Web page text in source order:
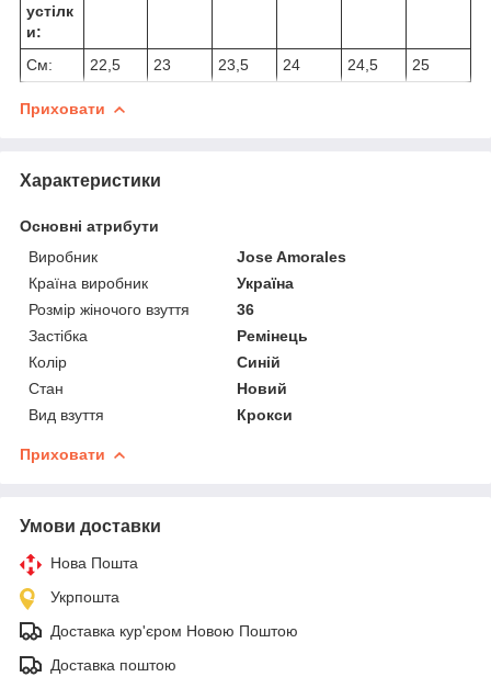
устілк
и:
См: 22,5 23 23,5 24 24,5 25
Приховати
Характеристики
Основні атрибути
Виробник
Jose Amorales
Країна виробник
Україна
Розмір жіночого взуття
36
Застібка
Ремінець
Колір
Синій
Стан
Новий
Вид взуття
Крокси
Приховати
Умови доставки
Нова Пошта
Укрпошта
Доставка кур'єром Новою Поштою
Доставка поштою